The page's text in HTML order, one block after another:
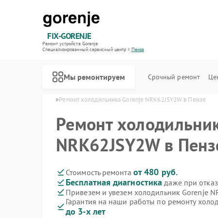
FIX-GORENJE
Ремонт устройств Gorenje
Специализированный cервисный центр г.Пенза
Мы ремонтируем Срочный ремонт
Gorenje в Пензе Ремонт холодильника Gorenje NRK62JSY2W в Пензе
Ремонт
NRK62JSY2W в
Стоимость ремонта от 480 руб.
Бесплатная диагностика даже при
Привезем и увезем холодильник Gorenje
Гарантия на наши работы по ремонту
до 3-х лет